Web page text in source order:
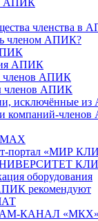
АПИК
членства в
членом АПИК?
АПИК
членов АПИК
членов АПИК
исключённые
компаний-
портал «МИР
оборудования
рекомендуют
КАНАЛ «МКХ»